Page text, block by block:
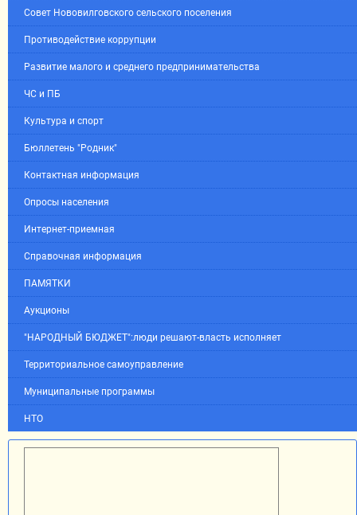
Совет Нововилговского сельского поселения
Противодействие коррупции
Развитие малого и среднего предпринимательства
ЧС и ПБ
Культура и спорт
Бюллетень "Родник"
Контактная информация
Опросы населения
Интернет-приемная
Справочная информация
ПАМЯТКИ
Аукционы
"НАРОДНЫЙ БЮДЖЕТ":люди решают-власть исполняет
Территориальное самоуправление
Муниципальные программы
НТО